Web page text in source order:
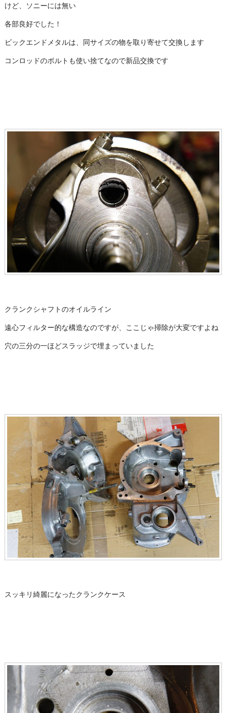
けど、ソニーには無い
各部良好でした！
ビックエンドメタルは、同サイズの物を取り寄せて交換します
コンロッドのボルトも使い捨てなので新品交換です
クランクシャフトのオイルライン
遠心フィルター的な構造なのですが、ここじゃ掃除が大変ですよね
穴の三分の一ほどスラッジで埋まっていました
スッキリ綺麗になったクランクケース